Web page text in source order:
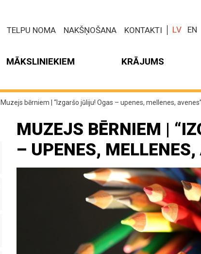
TELPU NOMA NAKŠŅOŠANA KONTAKTI LV EN
MĀKSLINIEKIEM KRĀJUMS
Muzejs bērniem | “Izgaršo jūliju! Ogas – upenes, mellenes, avenes”
MUZEJS BĒRNIEM |
– UPENES, MELLENES,